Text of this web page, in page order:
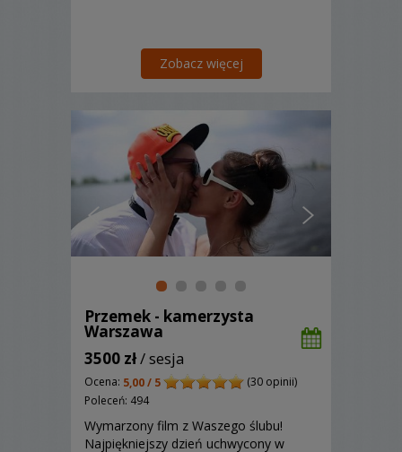
Zobacz więcej
Przemek - kamerzysta
Warszawa
3500 zł/ sesja
Ocena: 5,00 / 5
(30 opinii)
Poleceń: 494
Wymarzony film z Waszego ślubu!
Najpiękniejszy dzień uchwycony w